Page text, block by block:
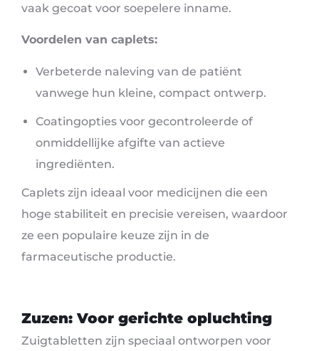
vaak gecoat voor soepelere inname.
Voordelen van caplets:
Verbeterde naleving van de patiënt
vanwege hun kleine, compact ontwerp.
Coatingopties voor gecontroleerde of
onmiddellijke afgifte van actieve
ingrediënten.
Caplets zijn ideaal voor medicijnen die een
hoge stabiliteit en precisie vereisen, waardoor
ze een populaire keuze zijn in de
farmaceutische productie.
Zuzen: Voor gerichte opluchting
Zuigtabletten zijn speciaal ontworpen voor